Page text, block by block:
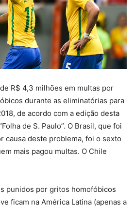
R$ 4,3 milhões em multas por
durante as eliminatórias para
de acordo com a edição desta
de S. Paulo”. O Brasil, que foi
causa deste problema, foi o sexto
mais pagou multas. O Chile
punidos por gritos homofóbicos
ficam na América Latina (apenas a